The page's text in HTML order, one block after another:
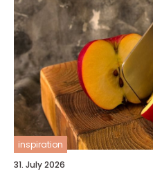
inspiration
31. July 2026